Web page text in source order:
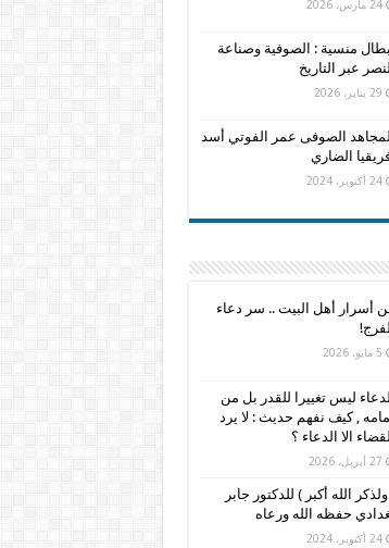
24 مارس، 2026
منسية : الصوفية وصناعة
عبر التاريخ
29 يناير، 2026
الصوفى عمر الفوتي أسد
الضاري
24 أكتوبر، 2024
أسرار أهل البيت .. سر دعاء
5 مايو، 2026
ليس تغييرا للقدر بل من
, كيف نفهم حديث : لا يرد
الا الدعاء ؟
27 أبريل، 2026
الله أكبر ) للدكتور جابر
حفظه الله ورعاه
24 أكتوبر، 2024